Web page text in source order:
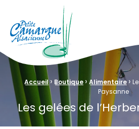
La Petite Camargue Alsacienne
Fil d'Ariane :
Accueil › Boutique › Alimentaire ›
Paysanne
Les gelées de